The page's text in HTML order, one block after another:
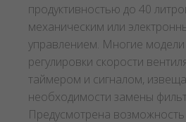
продуктивностью до 40
механическим или
управлением. Многие
регулировки скорости
таймером и сигналом,
необходимости замены
Предусмотрена возможность